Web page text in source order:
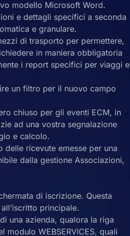
modello Microsoft Word.
e dettagli specifici a seconda
e granulare.
di trasporto per permettere,
in maniera obbligatoria
i report specifici per viaggi e
un filtro per il nuovo campo
chiuso per gli eventi ECM, in
ad una vostra segnalazione
e calcolo.
delle ricevute emesse per una
dalla gestione Associazioni,
di iscrizione. Questa
principale.
una azienda, qualora la riga
WEBSERVICES, quali